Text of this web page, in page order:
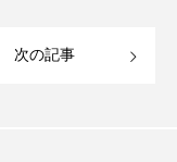
次の記事